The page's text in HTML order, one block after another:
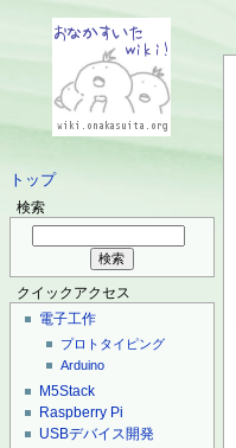
トップ
検索
クイックアクセス
電子工作
プロトタイピング
Arduino
M5Stack
Raspberry Pi
USBデバイス開発